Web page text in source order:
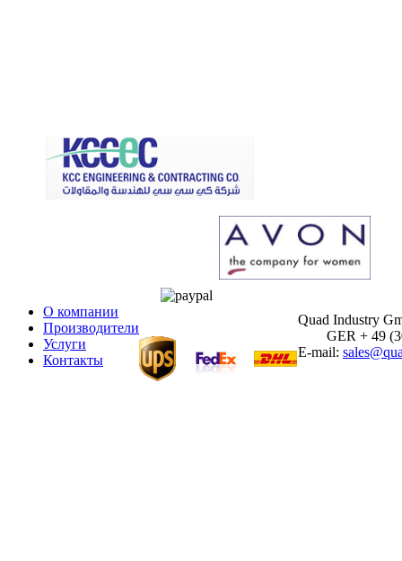
О компании
Производители
Услуги
Контакты
Quad Industry
GER + 49
E-mail: